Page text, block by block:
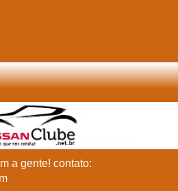
a gente! contato: